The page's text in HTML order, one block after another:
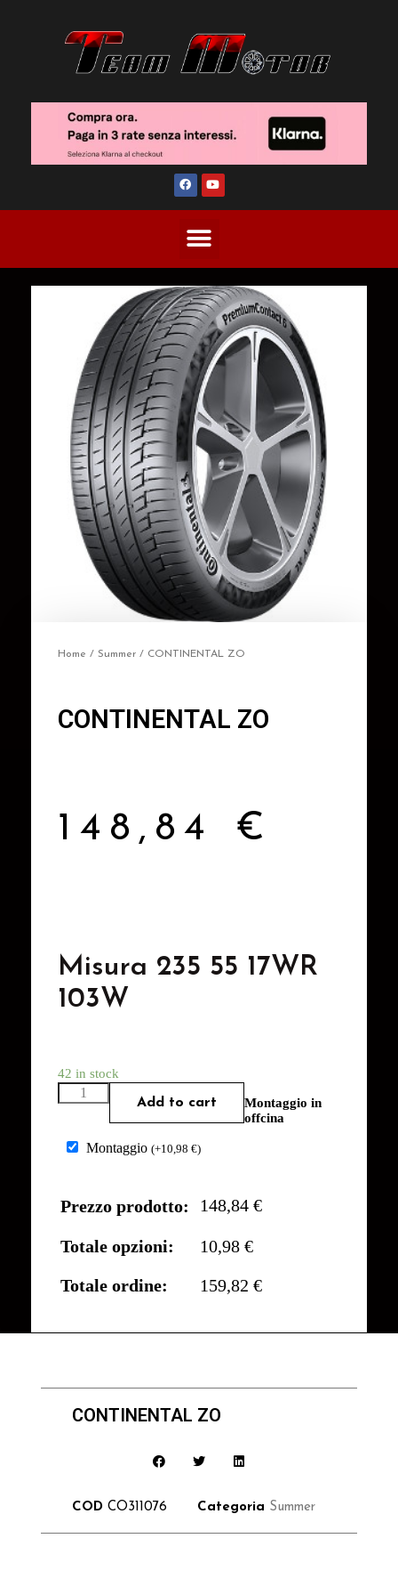
Home / Summer / CONTINENTAL ZO
CONTINENTAL ZO
148,84 €
Misura 235 55 17WR
103W
42 in stock
Add to cart
Montaggio in
offcina
Montaggio (+10,98 €)
Prezzo prodotto: 148,84 €
Totale opzioni:
10,98 €
Totale ordine:
159,82 €
CONTINENTAL ZO
COD CO311076 Categoria Summer